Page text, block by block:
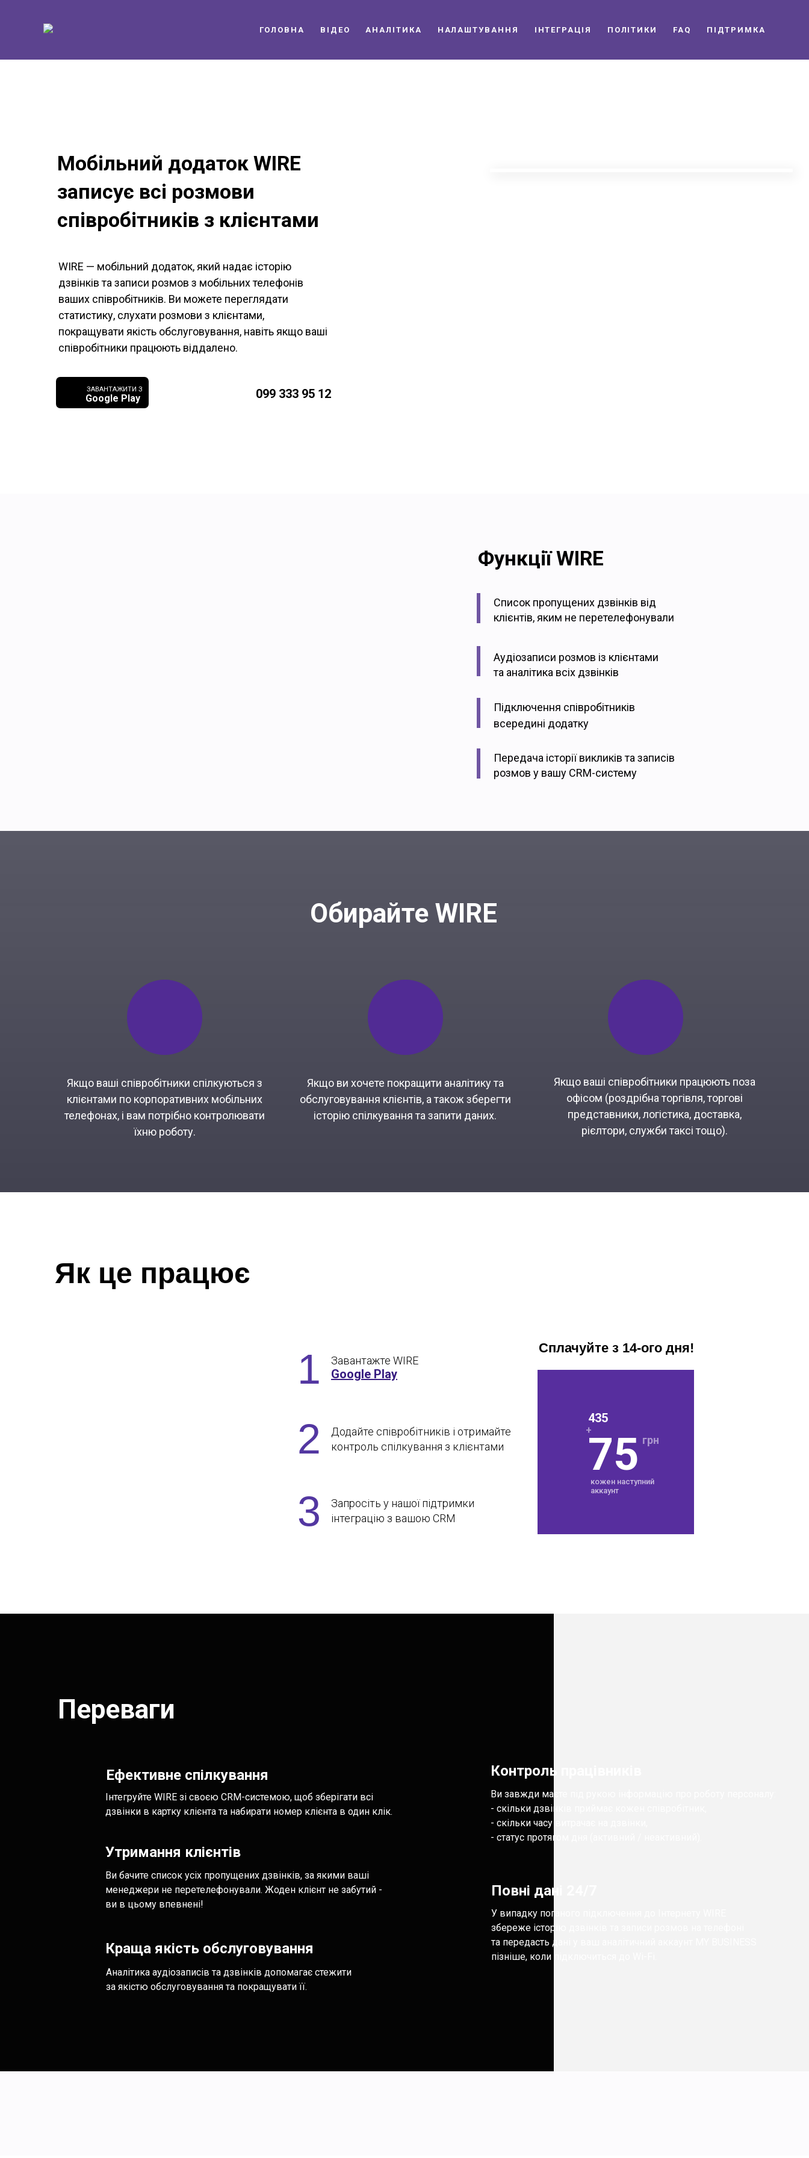
ГОЛОВНА ВІДЕО АНАЛІТИКА НАЛАШТУВАННЯ ІНТЕГРАЦІЯ ПОЛІТИКИ FAQ ПІДТРИМКА
Мобільний додаток WIRE
записує всі розмови
співробітників з клієнтами
WIRE — мобільний додаток, який надає історію
дзвінків та записи розмов з мобільних телефонів
ваших співробітників. Ви можете переглядати
статистику, слухати розмови з клієнтами,
покращувати якість обслуговування, навіть якщо ваші
співробітники працюють віддалено.
099 333 95 12
ЗАВАНТАЖИТИ З
Google Play
Підключення співробітників
всередині додатку
Список пропущених дзвінків від
клієнтів, яким не перетелефонували
Аудіозаписи розмов із клієнтами
та аналітика всіх дзвінків
Передача історії викликів та записів
розмов у вашу CRM-систему
Функції WIRE
Якщо ви хочете покращити аналітику та
обслуговування клієнтів, а також зберегти
історію спілкування та запити даних.
Якщо ваші співробітники працюють поза
офісом (роздрібна торгівля, торгові
представники, логістика, доставка,
рієлтори, служби таксі тощо).
Обирайте WIRE
Якщо ваші співробітники спілкуються з
клієнтами по корпоративних мобільних
телефонах, і вам потрібно контролювати
їхню роботу.
1 Завантажте WIRE
Додайте співробітників і отримайте
контроль спілкування з клієнтами
2
3
Сплачуйте з 14-ого дня!
Запросіть у нашої підтримки
інтеграцію з вашою CRM
Як це працює
Google Plaу
+
435
75
кожен наступний
аккаунт
грн
Інтегруйте WIRE зі своєю CRM-системою, щоб зберігати всі
дзвінки в картку клієнта та набирати номер клієнта в один клік.
У випадку поганого підключення до Інтернету WIRE
збереже історію дзвінків та записи розмов на телефоні
та передасть дані у ваш аналітичний аккаунт MY BUSINESS
пізніше, коли підключиться до Wi-Fi.
Аналітика аудіозаписів та дзвінків допомагає стежити
за якістю обслуговування та покращувати її.
Ви завжди маєте під рукою інформацію про роботу персоналу:
- скільки дзвінків приймає кожен співробітник,
- скільки часу витрачає на дзвінки,
- статус протягом дня (активний / неактивний).
Переваги
Ефективне спілкування
Повні дані 24/7
Краща якість обслуговування
Контроль працівників
Утримання клієнтів
Ви бачите список усіх пропущених дзвінків, за якими ваші
менеджери не перетелефонували. Жоден клієнт не забутий -
ви в цьому впевнені!